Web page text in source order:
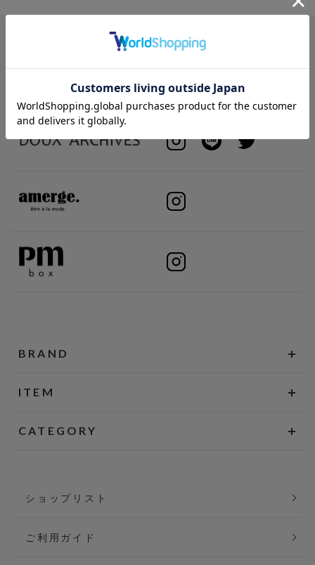
BRAND
ITEM
CATEGORY
ショップリスト
ご利用ガイド